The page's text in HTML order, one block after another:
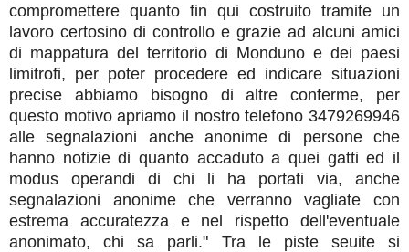
compromettere quanto fin qui costruito tramite un
lavoro certosino di controllo e grazie ad alcuni amici
di mappatura del territorio di Monduno e dei paesi
limitrofi, per poter procedere ed indicare situazioni
precise abbiamo bisogno di altre conferme, per
questo motivo apriamo il nostro telefono 3479269946
alle segnalazioni anche anonime di persone che
hanno notizie di quanto accaduto a quei gatti ed il
modus operandi di chi li ha portati via, anche
segnalazioni anonime che verranno vagliate con
estrema accuratezza e nel rispetto dell'eventuale
anonimato, chi sa parli." Tra le piste seuite si